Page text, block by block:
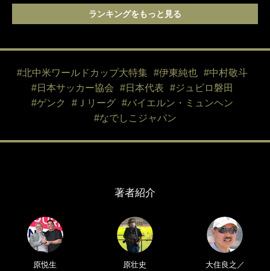
ランキングをもっと見る
#北中米ワールドカップ大特集 #伊東純也
#中村敬斗
#日本サッカー協会
#日本代表
#ジュビロ磐田
#ゲンク
#Ｊリーグ
#バイエルン・ミュンヘン
#なでしこジャパン
著者紹介
原悦生 原壮史
大住良之／